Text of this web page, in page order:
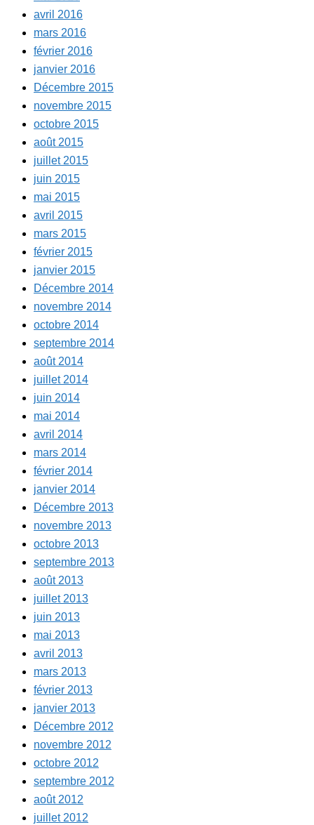
avril 2016
mars 2016
février 2016
janvier 2016
Décembre 2015
novembre 2015
octobre 2015
août 2015
juillet 2015
juin 2015
mai 2015
avril 2015
mars 2015
février 2015
janvier 2015
Décembre 2014
novembre 2014
octobre 2014
septembre 2014
août 2014
juillet 2014
juin 2014
mai 2014
avril 2014
mars 2014
février 2014
janvier 2014
Décembre 2013
novembre 2013
octobre 2013
septembre 2013
août 2013
juillet 2013
juin 2013
mai 2013
avril 2013
mars 2013
février 2013
janvier 2013
Décembre 2012
novembre 2012
octobre 2012
septembre 2012
août 2012
juillet 2012